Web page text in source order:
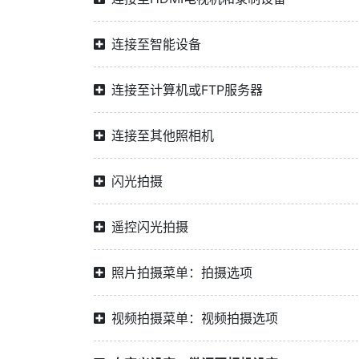
连接至智能设备
连接至计算机或FTP服务器
连接至其他照相机
闪光拍摄
遥控闪光拍摄
照片拍摄菜单：拍摄选项
视频拍摄菜单：视频拍摄选项